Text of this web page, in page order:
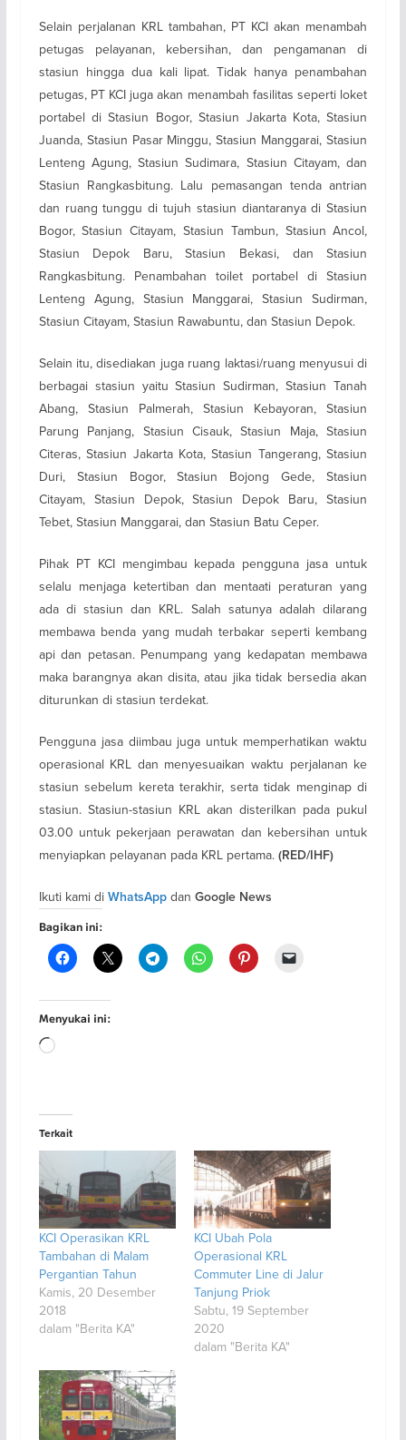
Selain perjalanan KRL tambahan, PT KCI akan menambah
petugas pelayanan, kebersihan, dan pengamanan di
stasiun hingga dua kali lipat. Tidak hanya penambahan
petugas, PT KCI juga akan menambah fasilitas seperti loket
portabel di Stasiun Bogor, Stasiun Jakarta Kota, Stasiun
Juanda, Stasiun Pasar Minggu, Stasiun Manggarai, Stasiun
Lenteng Agung, Stasiun Sudimara, Stasiun Citayam, dan
Stasiun Rangkasbitung. Lalu pemasangan tenda antrian
dan ruang tunggu di tujuh stasiun diantaranya di Stasiun
Bogor, Stasiun Citayam, Stasiun Tambun, Stasiun Ancol,
Stasiun Depok Baru, Stasiun Bekasi, dan Stasiun
Rangkasbitung. Penambahan toilet portabel di Stasiun
Lenteng Agung, Stasiun Manggarai, Stasiun Sudirman,
Stasiun Citayam, Stasiun Rawabuntu, dan Stasiun Depok.
Selain itu, disediakan juga ruang laktasi/ruang menyusui di
berbagai stasiun yaitu Stasiun Sudirman, Stasiun Tanah
Abang, Stasiun Palmerah, Stasiun Kebayoran, Stasiun
Parung Panjang, Stasiun Cisauk, Stasiun Maja, Stasiun
Citeras, Stasiun Jakarta Kota, Stasiun Tangerang, Stasiun
Duri, Stasiun Bogor, Stasiun Bojong Gede, Stasiun
Citayam, Stasiun Depok, Stasiun Depok Baru, Stasiun
Tebet, Stasiun Manggarai, dan Stasiun Batu Ceper.
Pihak PT KCI mengimbau kepada pengguna jasa untuk
selalu menjaga ketertiban dan mentaati peraturan yang
ada di stasiun dan KRL. Salah satunya adalah dilarang
membawa benda yang mudah terbakar seperti kembang
api dan petasan. Penumpang yang kedapatan membawa
maka barangnya akan disita, atau jika tidak bersedia akan
diturunkan di stasiun terdekat.
Pengguna jasa diimbau juga untuk memperhatikan waktu
operasional KRL dan menyesuaikan waktu perjalanan ke
stasiun sebelum kereta terakhir, serta tidak menginap di
stasiun. Stasiun-stasiun KRL akan disterilkan pada pukul
03.00 untuk pekerjaan perawatan dan kebersihan untuk
menyiapkan pelayanan pada KRL pertama. (RED/IHF)
Ikuti kami di WhatsAppdan Google News
Bagikan ini:
Menyukai ini:
Memuat...
Terkait
KCI Operasikan KRL
Tambahan di Malam
Pergantian Tahun
Kamis, 20 Desember
2018
dalam "Berita KA"
KCI Ubah Pola
Operasional KRL
Commuter Line di Jalur
Tanjung Priok
Sabtu, 19 September
2020
dalam "Berita KA"